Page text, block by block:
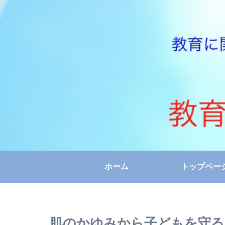
ホーム トップペー